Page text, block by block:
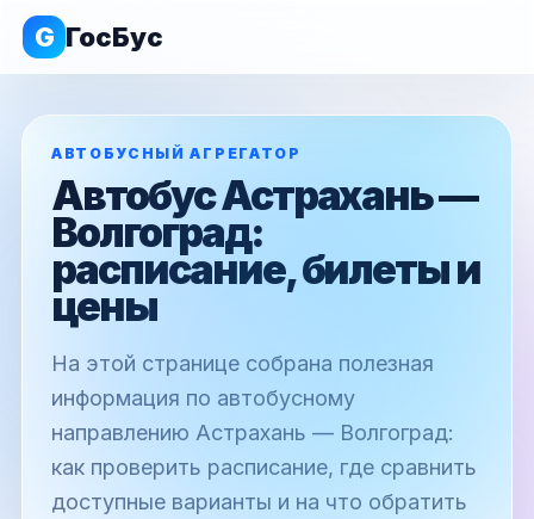
G ГосБус
АВТОБУСНЫЙ АГРЕГАТОР
Автобус Астрахань —
Волгоград:
расписание, билеты и
цены
На этой странице собрана полезная
информация по автобусному
направлению Астрахань — Волгоград:
как проверить расписание, где сравнить
доступные варианты и на что обратить